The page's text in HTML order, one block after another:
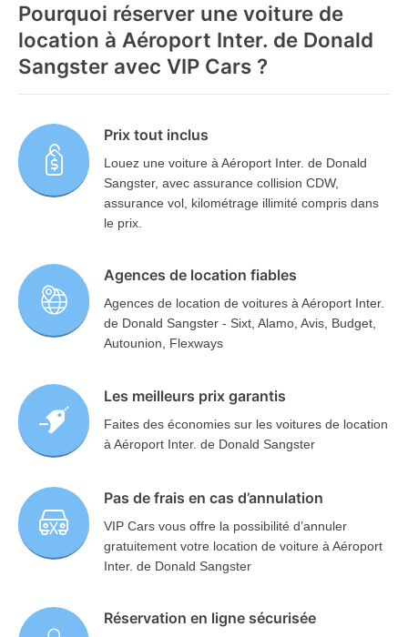
Pourquoi réserver une voiture de
location à Aéroport Inter. de Donald
Sangster avec VIP Cars ?
Prix tout inclus
Louez une voiture à Aéroport Inter. de Donald
Sangster, avec assurance collision CDW,
assurance vol, kilométrage illimité compris dans
le prix.
Agences de location fiables
Agences de location de voitures à Aéroport Inter.
de Donald Sangster - Sixt, Alamo, Avis, Budget,
Autounion, Flexways
Les meilleurs prix garantis
Faites des économies sur les voitures de location
à Aéroport Inter. de Donald Sangster
Pas de frais en cas d’annulation
VIP Cars vous offre la possibilité d’annuler
gratuitement votre location de voiture à Aéroport
Inter. de Donald Sangster
Réservation en ligne sécurisée